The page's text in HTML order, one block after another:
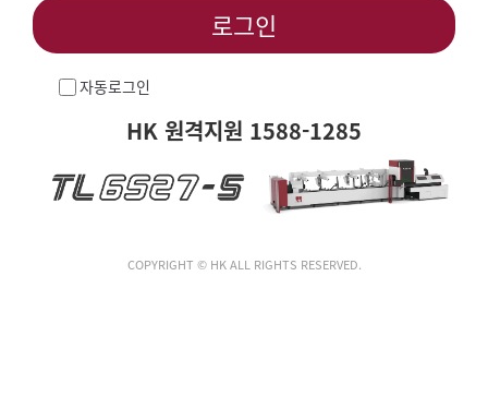
로그인
자동로그인
HK 원격지원 1588-1285
COPYRIGHT © HK ALL RIGHTS RESERVED.